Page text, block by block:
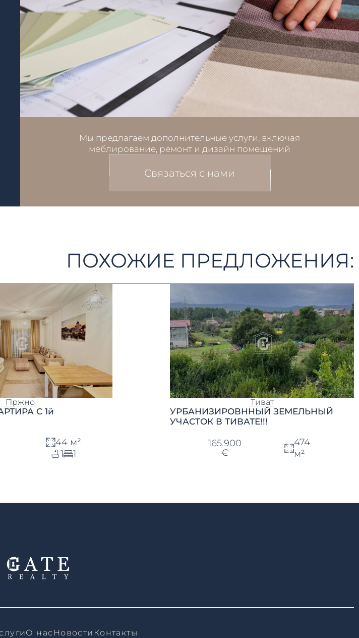
Мы предлагаем дополнительные услуги, включая
меблирование, ремонт и дизайн помещений
Связаться с нами
ПОХОЖИЕ ПРЕДЛОЖЕНИЯ:
Пржно
С 1й
44 м²
1
1
Тиват
УРБАНИЗИРОВННЫЙ ЗЕМЕЛЬНЫЙ
УЧАСТОК В ТИВАТЕ!!!
165.900
€
474
м²
О нас Новости Контакты